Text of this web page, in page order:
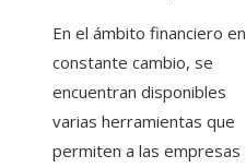
En el ámbito financiero en
constante cambio, se
encuentran disponibles
varias herramientas que
permiten a las empresas